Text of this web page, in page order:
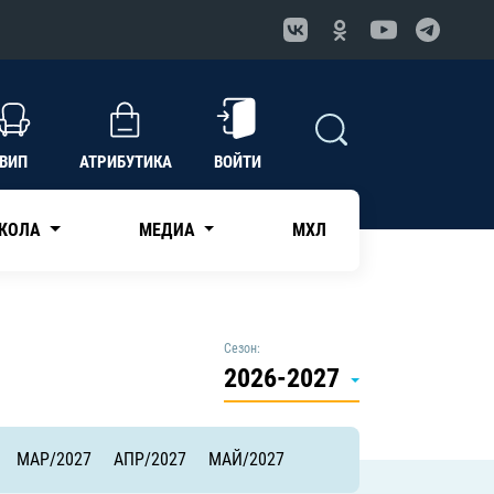
ВИП АТРИБУТИКА ВОЙТИ
МЕДИА МХЛ
Сезон:
2026-2027
МАР/2027 АПР/2027 МАЙ/2027